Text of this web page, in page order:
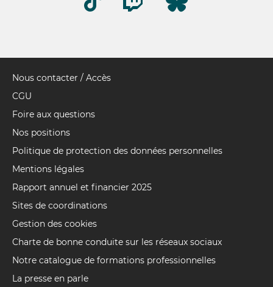
Pied
de
Nous contacter / Accès
CGU
Foire aux questions
Nos positions
Politique de protection des données personnelles
Mentions légales
Rapport annuel et financier 2025
Sites de coordinations
Gestion des cookies
Charte de bonne conduite sur les réseaux sociaux
Notre catalogue de formations professionnelles
La presse en parle